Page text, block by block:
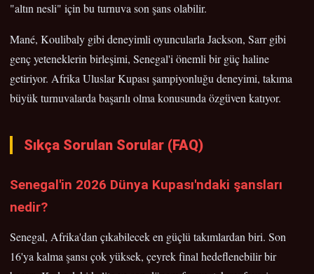
"altın nesli" için bu turnuva son şans olabilir.
Mané, Koulibaly gibi deneyimli oyuncularla Jackson, Sarr gibi
genç yeteneklerin birleşimi, Senegal'i önemli bir güç haline
getiriyor. Afrika Uluslar Kupası şampiyonluğu deneyimi, takıma
büyük turnuvalarda başarılı olma konusunda özgüven katıyor.
Sıkça Sorulan Sorular (FAQ)
Senegal'in 2026 Dünya Kupası'ndaki şansları
nedir?
Senegal, Afrika'dan çıkabilecek en güçlü takımlardan biri. Son
16'ya kalma şansı çok yüksek, çeyrek final hedeflenebilir bir